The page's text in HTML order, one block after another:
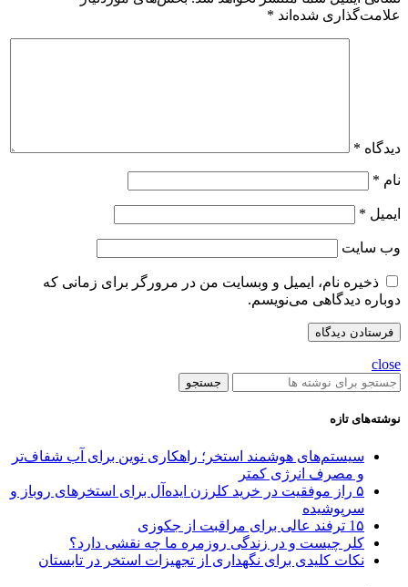
علامت‌گذاری شده‌اند *
دیدگاه *
نام *
ایمیل *
وب‌ سایت
ذخیره نام، ایمیل و وبسایت من در مرورگر برای زمانی که
دوباره دیدگاهی می‌نویسم.
close
جستجو
نوشته‌های تازه
سیستم‌های هوشمند استخر؛ راهکاری نوین برای آب شفاف‌تر
و مصرف انرژی کمتر
۵ راز موفقیت در خرید کلرزن ایده‌آل برای استخرهای روباز و
سرپوشیده
1۵ ترفند عالی برای مراقبت از جکوزی
کلر چیست و در زندگی روزمره ما چه نقشی دارد؟
نکات کلیدی برای نگهداری از تجهیزات استخر در تابستان